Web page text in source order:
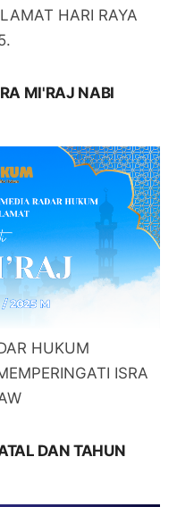
HARI RAYA
MI'RAJ NABI
HUKUM
ISRA
DAN TAHUN